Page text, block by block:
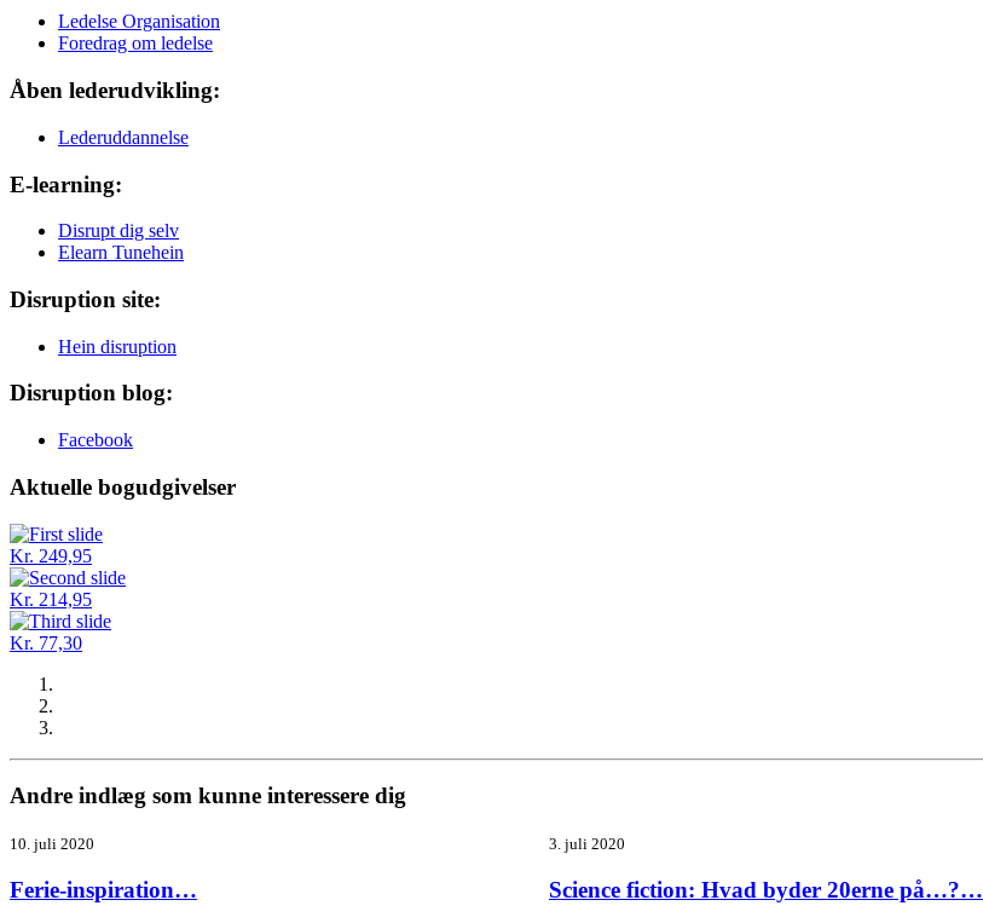
Ledelse Organisation
Foredrag om ledelse
Åben lederudvikling:
Lederuddannelse
E-learning:
Disrupt dig selv
Elearn Tunehein
Disruption site:
Hein disruption
Disruption blog:
Facebook
Aktuelle bogudgivelser
Kr. 249,95
Kr. 214,95
Kr. 77,30
Andre indlæg som kunne interessere dig
10. juli 2020
Ferie-inspiration…
3. juli 2020
Science fiction: Hvad byder 20erne på…?…